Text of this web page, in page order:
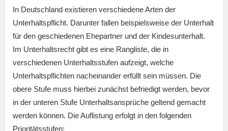
In Deutschland existieren verschiedene Arten der
Unterhaltspflicht. Darunter fallen beispielsweise der Unterhalt
für den geschiedenen Ehepartner und der Kindesunterhalt.
Im Unterhaltsrecht gibt es eine Rangliste, die in
verschiedenen Unterhaltsstufen aufzeigt, welche
Unterhaltspflichten nacheinander erfüllt sein müssen. Die
obere Stufe muss hierbei zunächst befriedigt werden, bevor
in der unteren Stufe Unterhaltsansprüche geltend gemacht
werden können. Die Auflistung erfolgt in den folgenden
Prioritätsstufen: